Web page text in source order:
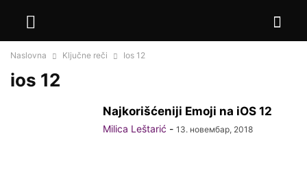
Naslovna Ključne reči Ios 12
ios 12
Najkorišćeniji Emoji na iOS 12
Milica Leštarić - 13. новембар, 2018